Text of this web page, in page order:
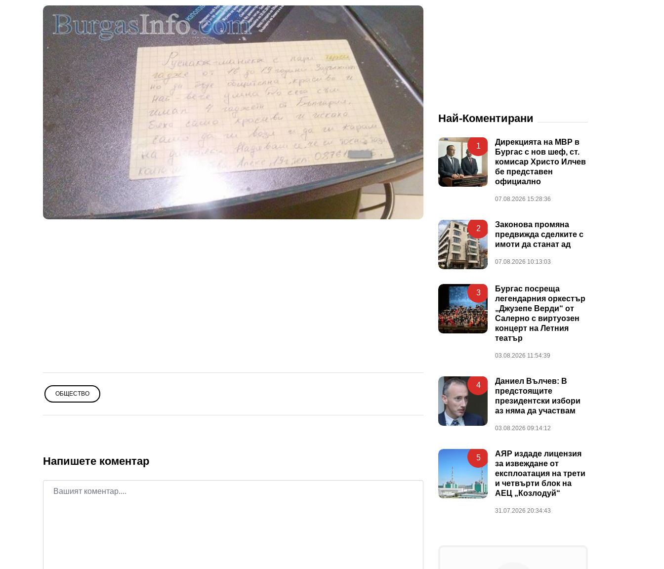
ОБЩЕСТВО
Напишете коментар
Най-Коментирани
1
Дирекцията на МВР в
Бургас с нов шеф, ст.
комисар Христо Илчев
бе представен
официално
07.08.2026 15:28:36
2
Законова промяна
предвижда сделките с
имоти да станат ад
07.08.2026 10:13:03
3
Бургас посреща
легендарния оркестър
„Джузепе Верди“ от
Салерно с виртуозен
концерт на Летния
театър
03.08.2026 11:54:39
4
Даниел Вълчев: В
предстоящите
президентски избори
аз няма да участвам
03.08.2026 09:14:12
5
АЯР издаде лицензия
за извеждане от
експлоатация на трети
и четвърти блок на
АЕЦ „Козлодуй“
31.07.2026 20:34:43